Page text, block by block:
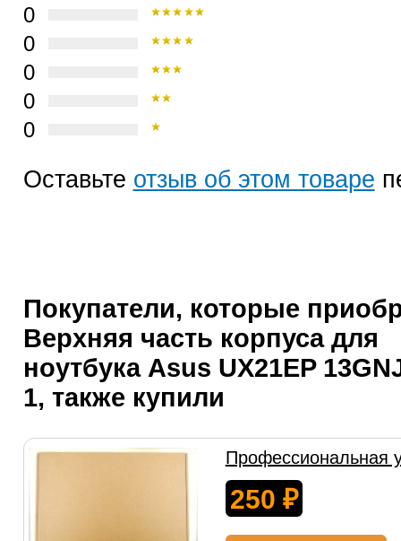
0
0
0
0
0
Оставьте отзыв об этом товаре
Покупатели, которые
Верхняя часть корпуса для
ноутбука Asus UX21EP
1, также купили
Профессиональная
250 ₽